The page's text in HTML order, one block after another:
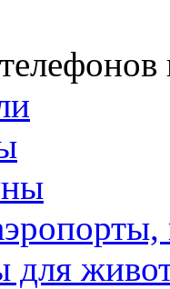
для